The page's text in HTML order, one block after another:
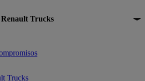
Trucks
Used Trucks by Renault Trucks
Trucks